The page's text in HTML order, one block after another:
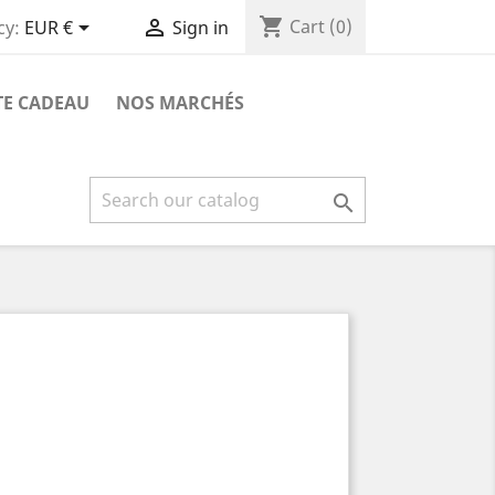
EUR €  Sign in shopping_cart Cart (0)
CADEAU
NOS MARCHÉS
